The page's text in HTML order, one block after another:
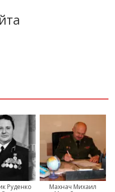
Руденко
Махнач Михаил